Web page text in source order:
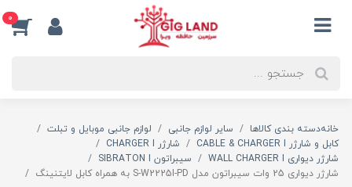
0
خانهدسته بندی کالاها سایر لوازم جانبی
لوازم جانبی موبایل و تبلت
کابل و شارژر CABLE & CHARGER I
شارژر CHARGER I
شارژر دیواری WALL CHARGER I
سیبراتون SIBRATON I
شارژر دیواری 25 وات سیبراتون مدل S-W2225I-PD به همراه کابل لایتنینگ